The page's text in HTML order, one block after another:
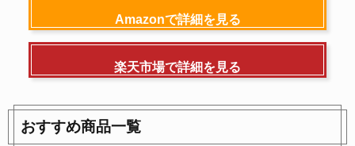
Amazonで詳細を見る
楽天市場で詳細を見る
おすすめ商品一覧